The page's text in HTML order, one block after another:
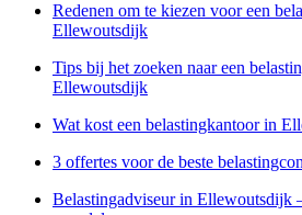
Redenen om te kiezen voor een
Ellewoutsdijk
Tips bij het zoeken naar een
Ellewoutsdijk
Wat kost een belastingkantoor in
3 offertes voor de beste
Belastingadviseur in Ellewoutsdijk